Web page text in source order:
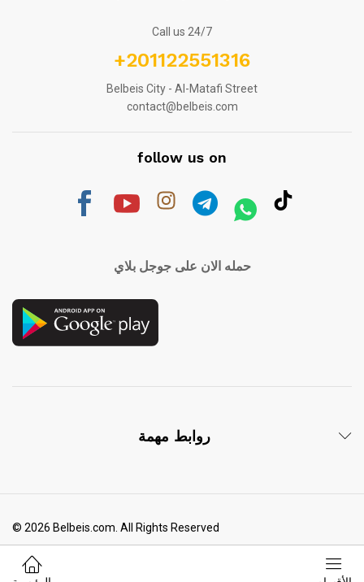
Call us 24/7
+201122551316
Belbeis City - Al-Matafi Street
contact@belbeis.com
follow us on
حمله الان على جوجل بلاي
روابط مهمة
© 2026 Belbeis.com. All Rights Reserved